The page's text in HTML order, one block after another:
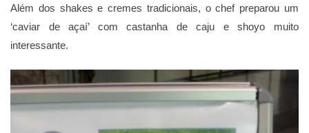
Além dos shakes e cremes tradicionais, o chef preparou um
‘caviar de açaí’ com castanha de caju e shoyo muito
interessante.